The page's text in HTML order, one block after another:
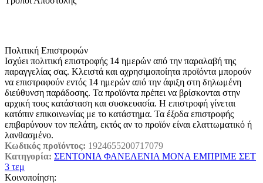
Πολιτική Επιστροφών
Ισχύει πολιτική επιστροφής 14 ημερών από την παραλαβή της
παραγγελίας σας. Κλειστά και αχρησιμοποίητα προϊόντα μπορούν
να επιστραφούν εντός 14 ημερών από την άφιξη στη δηλωμένη
διεύθυνση παράδοσης. Τα προϊόντα πρέπει να βρίσκονται στην
αρχική τους κατάσταση και συσκευασία. Η επιστροφή γίνεται
κατόπιν επικοινωνίας με το κατάστημα. Τα έξοδα επιστροφής
επιβαρύνουν τον πελάτη, εκτός αν το προϊόν είναι ελαττωματικό ή
λανθασμένο.
Κωδικός προϊόντος: 1924655200717079
Κατηγορία: ΣΕΝΤΟΝΙΑ ΦΑΝΕΛΕΝΙΑ ΜΟΝΑ ΕΜΠΡΙΜΕ ΣΕΤ
3 τεμ
Κοινοποίηση: